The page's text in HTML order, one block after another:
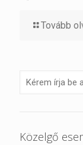
Tovább
Közelgő